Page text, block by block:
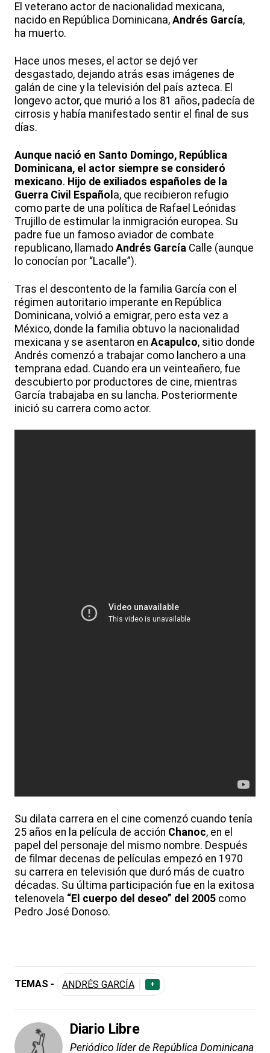
El veterano actor de nacionalidad mexicana,
nacido en República Dominicana, Andrés García,
ha muerto.
Hace unos meses, el actor se dejó ver
desgastado, dejando atrás esas imágenes de
galán de cine y la televisión del país azteca. El
longevo actor, que murió a los 81 años, padecía de
cirrosis y había manifestado sentir el final de sus
días.
Aunque nació en Santo Domingo, República
Dominicana, el actor siempre se consideró
mexicano. Hijo de exiliados españoles de la
Guerra Civil Español a, que recibieron refugio
como parte de una política de Rafael Leónidas
Trujillo de estimular la inmigración europea. Su
padre fue un famoso aviador de combate
republicano, llamado Andrés García Calle (aunque
lo conocían por “Lacalle”).
Tras el descontento de la familia García con el
régimen autoritario imperante en República
Dominicana, volvió a emigrar, pero esta vez a
México, donde la familia obtuvo la nacionalidad
mexicana y se asentaron en Acapulco, sitio donde
Andrés comenzó a trabajar como lanchero a una
temprana edad. Cuando era un veinteañero, fue
descubierto por productores de cine, mientras
García trabajaba en su lancha. Posteriormente
inició su carrera como actor.
Su dilata carrera en el cine comenzó cuando tenía
25 años en la película de acción Chanoc, en el
papel del personaje del mismo nombre. Después
de filmar decenas de películas empezó en 1970
su carrera en televisión que duró más de cuatro
décadas. Su última participación fue en la exitosa
telenovela “El cuerpo del deseo” del 2005 como
Pedro José Donoso.
TEMAS - ANDRÉS GARCÍA +
Diario Libre
Periódico líder de República Dominicana